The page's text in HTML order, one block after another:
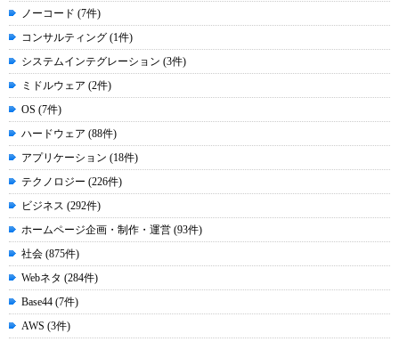
ノーコード (7件)
コンサルティング (1件)
システムインテグレーション (3件)
ミドルウェア (2件)
OS (7件)
ハードウェア (88件)
アプリケーション (18件)
テクノロジー (226件)
ビジネス (292件)
ホームページ企画・制作・運営 (93件)
社会 (875件)
Webネタ (284件)
Base44 (7件)
AWS (3件)